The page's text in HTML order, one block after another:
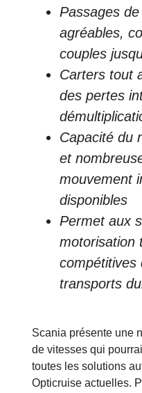
Passages
agréables,
couples
Carters tout
des pertes
Capacité du
et
mouvement
disponibles
Permet aux
motorisation
compétitives
transports
Scania présente une
de vitesses qui
toutes les solutions
Opticruise actuelles.